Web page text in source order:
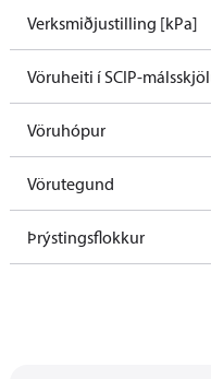
Verksmiðjustilling [kPa]
Vöruheiti í SCIP-
Vöruhópur
Vörutegund
Þrýstingsflokkur